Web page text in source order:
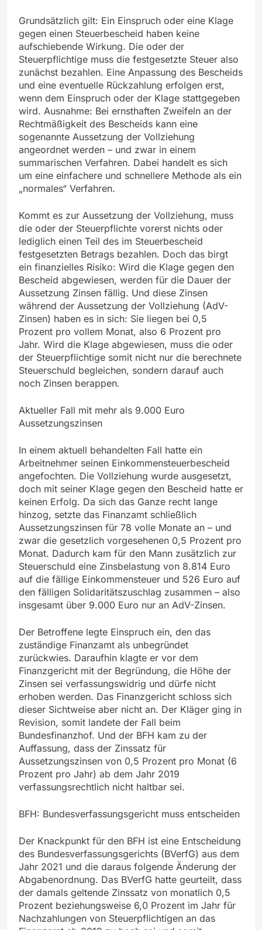
Grundsätzlich gilt: Ein Einspruch oder eine Klage
gegen einen Steuerbescheid haben keine
aufschiebende Wirkung. Die oder der
Steuerpflichtige muss die festgesetzte Steuer also
zunächst bezahlen. Eine Anpassung des Bescheids
und eine eventuelle Rückzahlung erfolgen erst,
wenn dem Einspruch oder der Klage stattgegeben
wird. Ausnahme: Bei ernsthaften Zweifeln an der
Rechtmäßigkeit des Bescheids kann eine
sogenannte Aussetzung der Vollziehung
angeordnet werden – und zwar in einem
summarischen Verfahren. Dabei handelt es sich
um eine einfachere und schnellere Methode als ein
„normales“ Verfahren.
Kommt es zur Aussetzung der Vollziehung, muss
die oder der Steuerpflichte vorerst nichts oder
lediglich einen Teil des im Steuerbescheid
festgesetzten Betrags bezahlen. Doch das birgt
ein finanzielles Risiko: Wird die Klage gegen den
Bescheid abgewiesen, werden für die Dauer der
Aussetzung Zinsen fällig. Und diese Zinsen
während der Aussetzung der Vollziehung (AdV-
Zinsen) haben es in sich: Sie liegen bei 0,5
Prozent pro vollem Monat, also 6 Prozent pro
Jahr. Wird die Klage abgewiesen, muss die oder
der Steuerpflichtige somit nicht nur die berechnete
Steuerschuld begleichen, sondern darauf auch
noch Zinsen berappen.
Aktueller Fall mit mehr als 9.000 Euro
Aussetzungszinsen
In einem aktuell behandelten Fall hatte ein
Arbeitnehmer seinen Einkommensteuerbescheid
angefochten. Die Vollziehung wurde ausgesetzt,
doch mit seiner Klage gegen den Bescheid hatte er
keinen Erfolg. Da sich das Ganze recht lange
hinzog, setzte das Finanzamt schließlich
Aussetzungszinsen für 78 volle Monate an – und
zwar die gesetzlich vorgesehenen 0,5 Prozent pro
Monat. Dadurch kam für den Mann zusätzlich zur
Steuerschuld eine Zinsbelastung von 8.814 Euro
auf die fällige Einkommensteuer und 526 Euro auf
den fälligen Solidaritätszuschlag zusammen – also
insgesamt über 9.000 Euro nur an AdV-Zinsen.
Der Betroffene legte Einspruch ein, den das
zuständige Finanzamt als unbegründet
zurückwies. Daraufhin klagte er vor dem
Finanzgericht mit der Begründung, die Höhe der
Zinsen sei verfassungswidrig und dürfe nicht
erhoben werden. Das Finanzgericht schloss sich
dieser Sichtweise aber nicht an. Der Kläger ging in
Revision, somit landete der Fall beim
Bundesfinanzhof. Und der BFH kam zu der
Auffassung, dass der Zinssatz für
Aussetzungszinsen von 0,5 Prozent pro Monat (6
Prozent pro Jahr) ab dem Jahr 2019
verfassungsrechtlich nicht haltbar sei.
BFH: Bundesverfassungsgericht muss entscheiden
Der Knackpunkt für den BFH ist eine Entscheidung
des Bundesverfassungsgerichts (BVerfG) aus dem
Jahr 2021 und die daraus folgende Änderung der
Abgabenordnung. Das BVerfG hatte geurteilt, dass
der damals geltende Zinssatz von monatlich 0,5
Prozent beziehungsweise 6,0 Prozent im Jahr für
Nachzahlungen von Steuerpflichtigen an das